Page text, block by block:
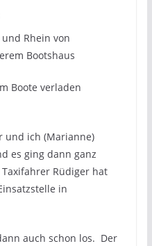
Rhein von
Bootshaus
Boote verladen
und ich (Marianne)
es ging dann ganz
Rüdiger hat
in
auch schon los. Der